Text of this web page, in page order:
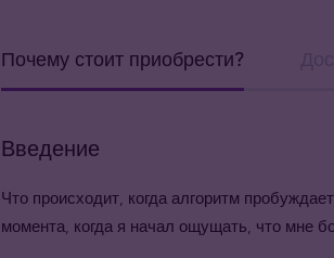
Почему стоит приобрести?
Введение
Что происходит, когда алгоритм
момента, когда я начал ощущать, что мне